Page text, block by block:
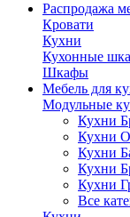
Распродажа
Кровати
Кухни
Кухонные
Шкафы
Мебель для
Модульные
Кухни
Кухни
Кухни
Кухни
Кухни
Все